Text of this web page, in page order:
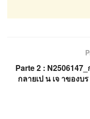
Parte 2 :
กลายเป น เจ าของบ